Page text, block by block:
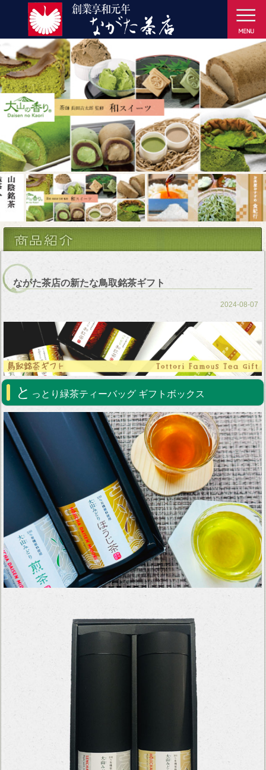
ながた茶店の新たな鳥取銘茶ギフト
2024-08-07
と っとり緑茶ティーバッグ ギフトボックス